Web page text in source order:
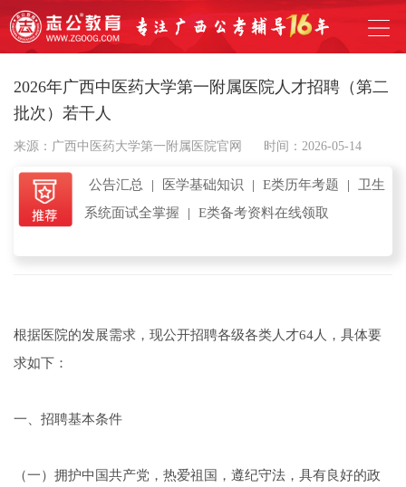
2026年广西中医药大学第一附属医院人才招聘（第二
批次）若干人
来源：广西中医药大学第一附属医院官网 时间：2026-05-14
公告汇总 | 医学基础知识 | E类历年考题 |
卫生
系统面试全掌握
| E类备考资料在线领取
根据医院的发展需求，现公开招聘各级各类人才64人，具体要
求如下：
一、招聘基本条件
（一）拥护中国共产党，热爱祖国，遵纪守法，具有良好的政